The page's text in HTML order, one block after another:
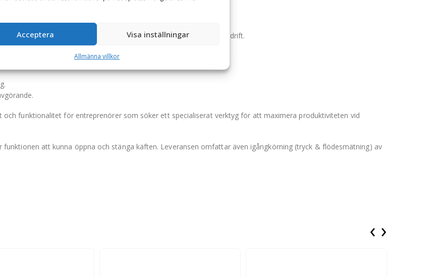
Acceptera Visa inställningar
Allmänna villkor
maximal livslängd och hållbarhet.
hög effektivitet och enkel underhållning.
i slitstarkt stålgjutgods för ökad hållfasthet.
på endast cirka 5 sekunder, vilket möjliggör snabb och smidig drift.
och funktionalitet för entreprenörer som söker ett specialiserat verktyg för att maximera produktiviteten vid
att kunna öppna och stänga käften. Leveransen omfattar även igångkörning (tryck & flödesmätning) av
‹ ›